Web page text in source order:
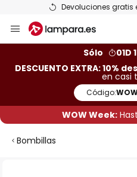
Devoluciones gratis
al
Sólo
01D
DESCUENTO EXTRA: 10%
en casi
Código:
WOW Week:
Bombillas